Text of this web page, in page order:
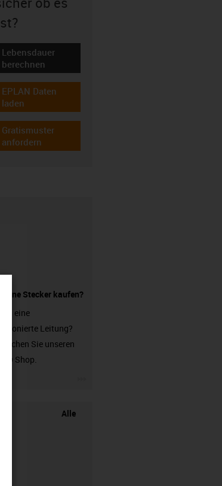
icon-lebensdauerrechner
Lebensdauer
berechnen
icon-download-plan
EPLAN Daten
laden
icon-gratismuster
Gratismuster
anfordern
ohne Stecker kaufen?
eine
Leitung?
Sie unseren
Shop.
Alle